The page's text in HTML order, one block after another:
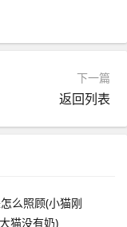
下一篇
返回列表